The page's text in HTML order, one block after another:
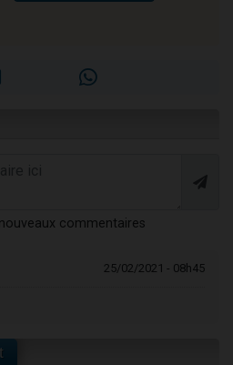
commentaires
25/02/2021 - 08h45